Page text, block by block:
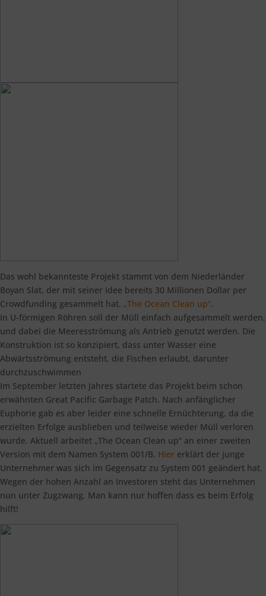
Das wohl bekannteste Projekt stammt von dem Niederländer
Boyan Slat, der mit seiner Idee bereits 30 Millionen Dollar per
Crowdfunding gesammelt hat. „The Ocean Clean up“.
In U-förmigen Röhren soll der Müll einfach aufgesammelt werden,
und dabei die Meeresströmung als Antrieb genutzt werden. Die
Konstruktion ist so konzipiert, dass unter Wasser eine
Abwärtsströmung entsteht, die Fischen erlaubt, darunter
durchzuschwimmen
Im September letzten Jahres startete das Projekt beim schon
erwähnten Great Pacific Garbage Patch. Nach anfänglicher
Euphorie gab es aber leider eine schnelle Ernüchterung, da die
erzielten Erfolge ausblieben und teilweise wieder Müll verloren
wurde. Aktuell arbeitet „The Ocean Clean up“ an einer zweiten
Version mit dem Namen System 001/B. Hier erklärt der junge
Unternehmer was sich im Gegensatz zu System 001 geändert hat.
Wegen der hohen Anzahl an Investoren steht das Unternehmen
nun unter Zugzwang. Man kann nur hoffen dass es beim Erfolg
hilft!